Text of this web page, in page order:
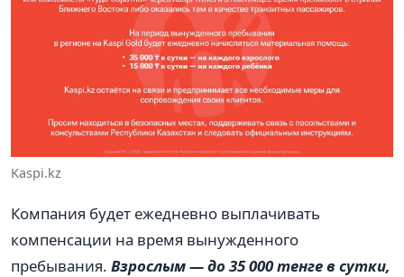
Kaspi.kz
Компания будет ежедневно выплачивать
компенсации на время вынужденного
пребывания. Взрослым — до 35 000 тенге в сутки,